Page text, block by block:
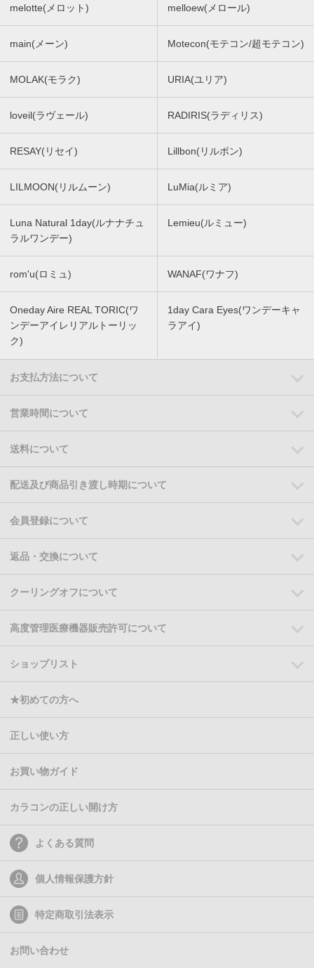
melotte(メロット) melloew(メロール)
main(メーン) Motecon(モテコン/超モテコン)
MOLAK(モラク) URIA(ユリア)
loveil(ラヴェール) RADIRIS(ラディリス)
RESAY(リセイ) Lillbon(リルボン)
LILMOON(リルムーン) LuMia(ルミア)
Luna Natural 1day(ルナナチュ
ラルワンデー)
Lemieu(ルミュー)
rom'u(ロミュ) WANAF(ワナフ)
Oneday Aire REAL TORIC(ワ
ンデーアイレリアルトーリッ
ク)
1day Cara Eyes(ワンデーキャ
ラアイ)
お支払方法について
営業時間について
送料について
配送及び商品引き渡し時期について
会員登録について
返品・交換について
クーリングオフについて
高度管理医療機器販売許可について
ショップリスト
★初めての方へ
正しい使い方
お買い物ガイド
カラコンの正しい開け方
よくある質問
個人情報保護方針
特定商取引法表示
お問い合わせ